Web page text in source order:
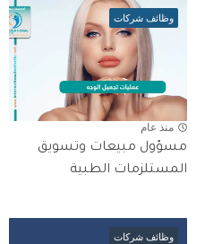
وظائف شركات
منذ عام
مسؤول مبيعات وتسويق
المستلزمات الطبية
وظائف شركات